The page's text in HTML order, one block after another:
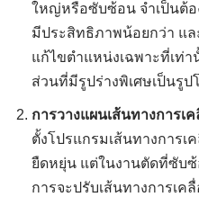
ใหญ่หรือซับซ้อน จำเป็นต้
มีประสิทธิภาพน้อยกว่า แล
แก้ไขตำแหน่งเฉพาะที่เท่
ส่วนที่มีรูปร่างพิเศษเป็นรูป
การวางแผนเส้นทางการ
ตั้งโปรแกรมเส้นทางการ
ยืดหยุ่น แต่ในงานตัดที่ซับ
การจะปรับเส้นทางการเ